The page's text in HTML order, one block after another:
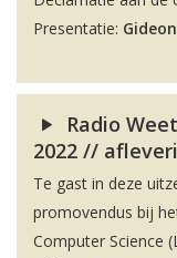
Presentatie:
Radio
2022 //
Te gast in deze
promovendus bij
Computer Science